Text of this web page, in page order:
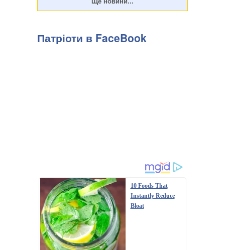
Патріоти в FaceBook
10 Foods That
Instantly Reduce
Bloat